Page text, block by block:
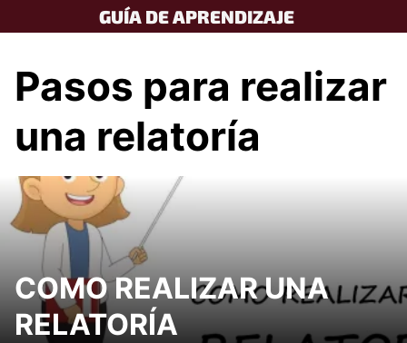
to
GUÍA DE APRENDIZAJE
Pasos para realizar
una relatoría
COMO REALIZAR UNA
RELATORÍA